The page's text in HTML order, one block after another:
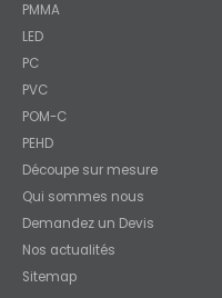
PMMA
LED
PC
PVC
POM-C
PEHD
Découpe sur mesure
Qui sommes nous
Demandez un Devis
Nos actualités
Sitemap